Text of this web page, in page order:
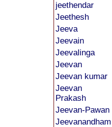
jeethendar
Jeethesh
Jeeva
Jeevain
Jeevalinga
Jeevan
Jeevan kumar
Jeevan
Prakash
Jeevan-Pawan
Jeevanandham